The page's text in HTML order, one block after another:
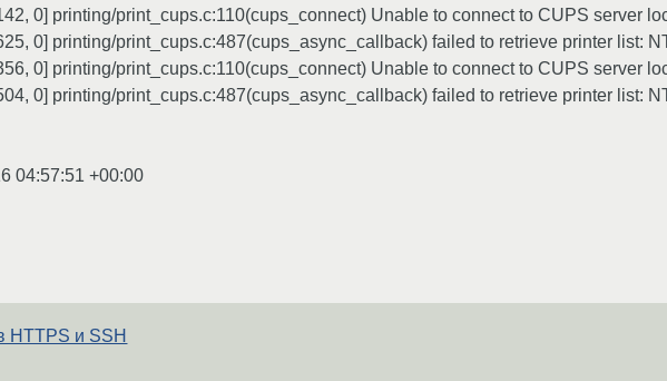
0] printing/print_cups.c:110(cups_connect) Unable to connect to CUPS server
0] printing/print_cups.c:487(cups_async_callback) failed to retrieve printer list:
0] printing/print_cups.c:110(cups_connect) Unable to connect to CUPS server
0] printing/print_cups.c:487(cups_async_callback) failed to retrieve printer list:
04:57:51 +00:00
HTTPS и SSH